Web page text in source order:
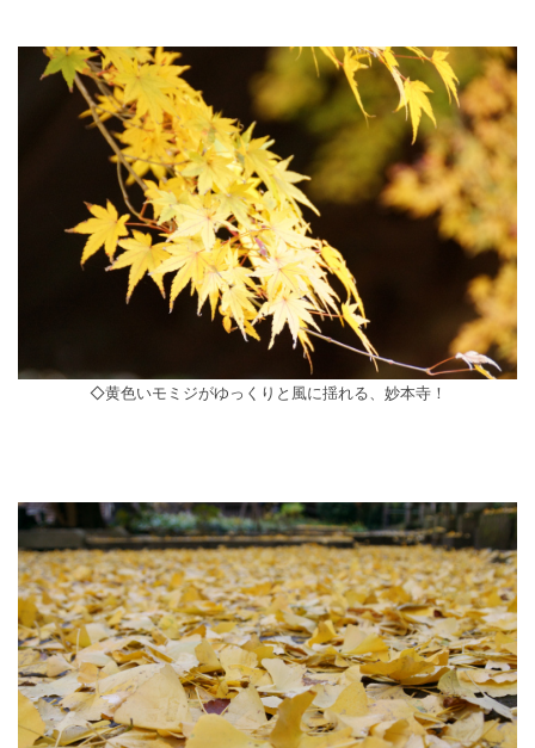
◇黄色いモミジがゆっくりと風に揺れる、妙本寺！